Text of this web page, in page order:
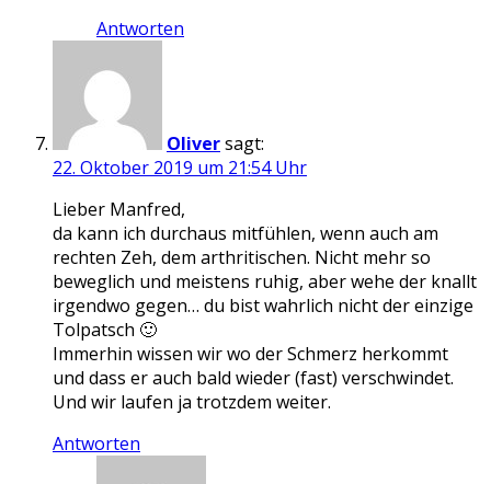
Antworten
Oliversagt:
22. Oktober 2019 um 21:54 Uhr
Lieber Manfred,
da kann ich durchaus mitfühlen, wenn auch am
rechten Zeh, dem arthritischen. Nicht mehr so
beweglich und meistens ruhig, aber wehe der knallt
irgendwo gegen… du bist wahrlich nicht der einzige
Tolpatsch 🙂
Immerhin wissen wir wo der Schmerz herkommt
und dass er auch bald wieder (fast) verschwindet.
Und wir laufen ja trotzdem weiter.
Antworten